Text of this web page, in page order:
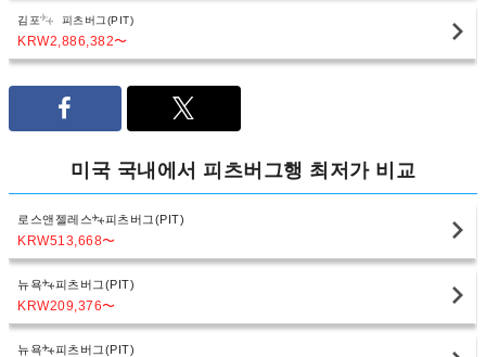
김포 피츠버그(PIT)
KRW2,886,382〜
미국 국내에서 피츠버그행 최저가 비교
로스앤젤레스 피츠버그(PIT)
KRW513,668〜
뉴욕 피츠버그(PIT)
KRW209,376〜
뉴욕 피츠버그(PIT)